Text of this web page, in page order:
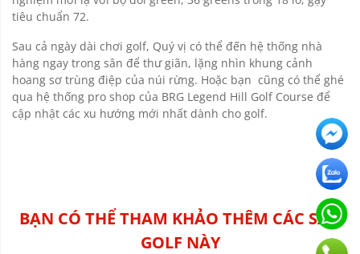
tiêu chuẩn 72.
Sau cả ngày dài chơi golf, Quý vị có thể đến hệ thống nhà
hàng ngay trong sân để thư giãn, lặng nhìn khung cảnh
hoang sơ trùng điệp của núi rừng. Hoặc bạn cũng có thể ghé
qua hệ thống pro shop của BRG Legend Hill Golf Course để
cập nhật các xu hướng mới nhất dành cho golf.
BẠN CÓ THỂ THAM KHẢO THÊM CÁC SÂN
GOLF NÀY